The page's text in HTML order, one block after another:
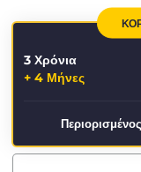
3 Χρόνια
+ 4 Μήνες